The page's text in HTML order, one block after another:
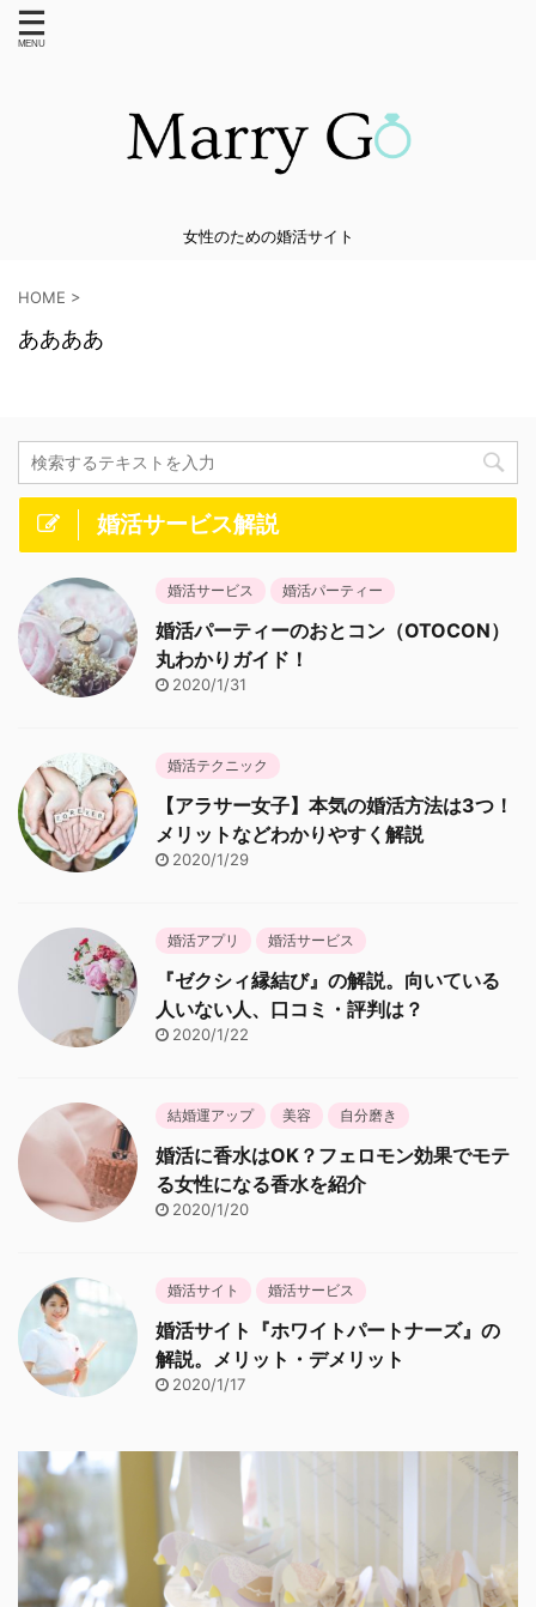
女性のための婚活サイト
HOME >
ああああ
婚活サービス解説
婚活サービス 婚活パーティー
婚活パーティーのおとコン（OTOCON）
丸わかりガイド！
2020/1/31
婚活テクニック
【アラサー女子】本気の婚活方法は3つ！
メリットなどわかりやすく解説
2020/1/29
婚活アプリ 婚活サービス
『ゼクシィ縁結び』の解説。向いている
人いない人、口コミ・評判は？
2020/1/22
結婚運アップ 美容 自分磨き
婚活に香水はOK？フェロモン効果でモテ
る女性になる香水を紹介
2020/1/20
婚活サイト 婚活サービス
婚活サイト『ホワイトパートナーズ』の
解説。メリット・デメリット
2020/1/17